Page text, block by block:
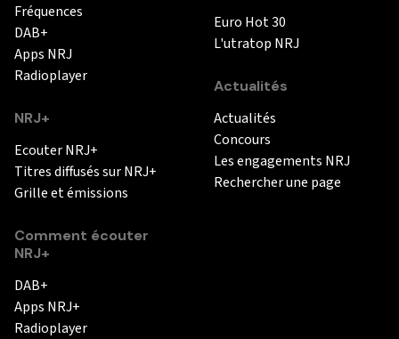
Fréquences
DAB+
Apps NRJ
Radioplayer
NRJ+
Ecouter NRJ+
Titres diffusés sur NRJ+
Grille et émissions
Comment écouter
NRJ+
DAB+
Apps NRJ+
Radioplayer
Euro Hot 30
L'utratop NRJ
Actualités
Actualités
Concours
Les engagements NRJ
Rechercher une page